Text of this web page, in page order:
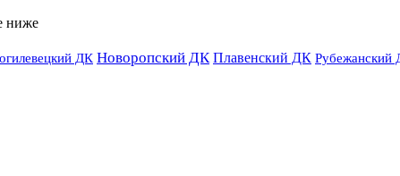
ниже
ДК Новоропский ДК Плавенский ДК Рубежанский